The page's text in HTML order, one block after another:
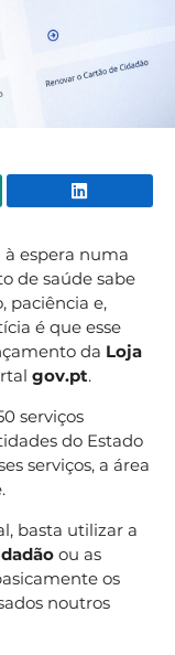
WhatsApp
espera numa
de saúde sabe
paciência e,
é que esse
da Loja
gov.pt.
serviços
do Estado
serviços, a área
basta utilizar a
ou as
os
noutros